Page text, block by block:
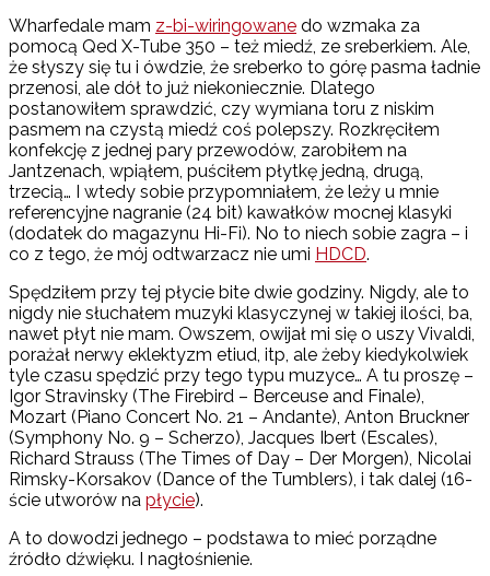
Wharfedale mam z-bi-wiringowane do wzmaka za
pomocą Qed X-Tube 350 – też miedź, ze sreberkiem. Ale,
że słyszy się tu i ówdzie, że sreberko to górę pasma ładnie
przenosi, ale dół to już niekoniecznie. Dlatego
postanowiłem sprawdzić, czy wymiana toru z niskim
pasmem na czystą miedź coś polepszy. Rozkręciłem
konfekcję z jednej pary przewodów, zarobiłem na
Jantzenach, wpiąłem, puściłem płytkę jedną, drugą,
trzecią… I wtedy sobie przypomniałem, że leży u mnie
referencyjne nagranie (24 bit) kawałków mocnej klasyki
(dodatek do magazynu Hi-Fi). No to niech sobie zagra – i
co z tego, że mój odtwarzacz nie umi HDCD.
Spędziłem przy tej płycie bite dwie godziny. Nigdy, ale to
nigdy nie słuchałem muzyki klasyczynej w takiej ilości, ba,
nawet płyt nie mam. Owszem, owijał mi się o uszy Vivaldi,
porażał nerwy eklektyzm etiud, itp, ale żeby kiedykolwiek
tyle czasu spędzić przy tego typu muzyce… A tu proszę –
Igor Stravinsky (The Firebird – Berceuse and Finale),
Mozart (Piano Concert No. 21 – Andante), Anton Bruckner
(Symphony No. 9 – Scherzo), Jacques Ibert (Escales),
Richard Strauss (The Times of Day – Der Morgen), Nicolai
Rimsky-Korsakov (Dance of the Tumblers), i tak dalej (16-
ście utworów na płycie).
A to dowodzi jednego – podstawa to mieć porządne
źródło dźwięku. I nagłośnienie.